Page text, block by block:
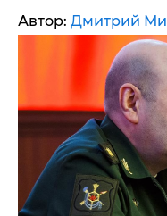
Автор: Дмитрий